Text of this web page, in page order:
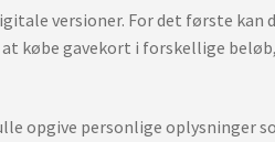
versioner. For det første kan
købe gavekort i forskellige
opgive personlige